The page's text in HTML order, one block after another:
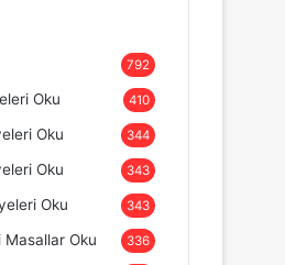
792
Oku 410
Oku 344
Oku 343
Oku 343
Oku 336